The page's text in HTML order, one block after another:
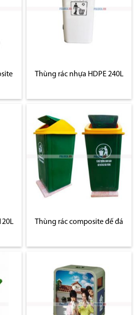
Thùng rác nhựa HDPE 240L
Thùng rác composite đế đá